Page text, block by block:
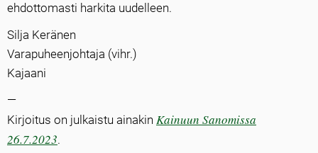
ehdottomasti harkita uudelleen.
Silja Keränen
Varapuheenjohtaja (vihr.)
Kajaani
—
Kirjoitus on julkaistu ainakin Kainuun Sanomissa
26.7.2023.